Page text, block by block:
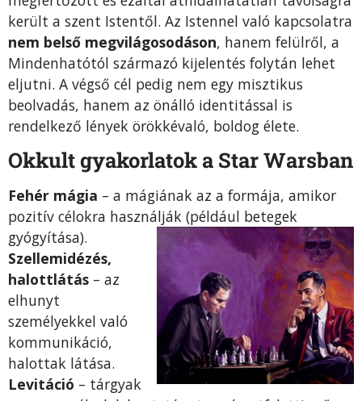
került a szent Istentől. Az Istennel való kapcsolatra
nem belső megvilágosodáson, hanem felülről, a
Mindenhatótól származó kijelentés folytán lehet
eljutni. A végső cél pedig nem egy misztikus
beolvadás, hanem az önálló identitással is
rendelkező lények örökkévaló, boldog élete.
Okkult gyakorlatok a Star Warsban
Fehér mágia – a mágiának az a formája, amikor
pozitív célokra használják (például betegek
gyógyítása).
Szellemidézés,
halottlátás – az
elhunyt
személyekkel való
kommunikáció,
halottak látása.
Levitáció – tárgyak